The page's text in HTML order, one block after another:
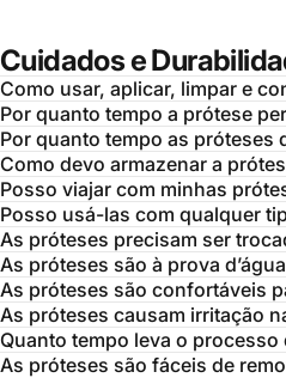
Cuidados e
Como usar, aplicar, limpar e
Por quanto tempo a prótese
Por quanto tempo as próteses
Como devo armazenar a
Posso viajar com minhas
Posso usá-las com qualquer
As próteses precisam ser
As próteses são à prova
As próteses são confortáveis
As próteses causam irritação
Quanto tempo leva o processo
As próteses são fáceis de